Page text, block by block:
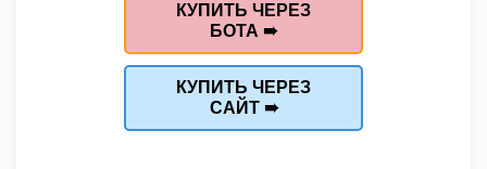
КУПИТЬ ЧЕРЕЗ
БОТА ➠
КУПИТЬ ЧЕРЕЗ
САЙТ ➠